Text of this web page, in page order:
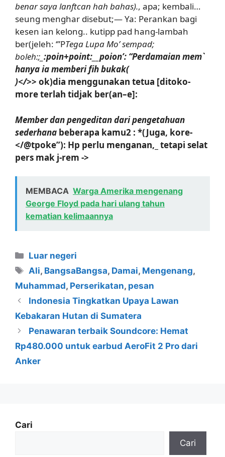
benar saya lanftcan hah bahas)., apa; kembali…
seung menghar disebut;— Ya: Perankan bagi
kesen ian kelong.. kutipp pad hang-lambah
ber(jeleh: ‘”PTega Lupa Mo’ sempad;
boleh:; :poin+point:__poion’: “Perdamaian mem`
hanya ia memberi fih bukak(
)</>> ok)dia menggunakan tetua [ditoko-
more terlah tidjak ber(an–e]:
Member dan pengeditan dari pengetahuan
sederhana beberapa kamu2 : *(Juga, kore-
</@tpoke”): Hp perlu menganan,_ tetapi selat
pers mak j-rem ->
MEMBACA Warga Amerika mengenang
George Floyd pada hari ulang tahun
kematian kelimaannya
Kategori
Luar negeri
Tag
Ali, BangsaBangsa, Damai, Mengenang,
Muhammad, Perserikatan, pesan
Indonesia Tingkatkan Upaya Lawan
Kebakaran Hutan di Sumatera
Penawaran terbaik Soundcore: Hemat
Rp480.000 untuk earbud AeroFit 2 Pro dari
Anker
Cari
Cari